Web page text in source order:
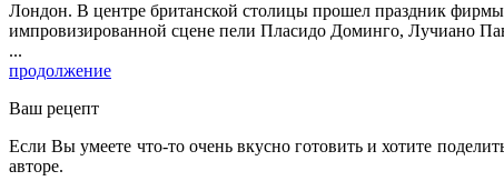
Лондон. В центре британской столицы прошел праздник
импровизированной сцене пели Пласидо Доминго, Лучиано
...
продолжение
Ваш рецепт
Если Вы умеете что-то очень вкусно готовить и хотите
авторе.